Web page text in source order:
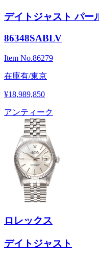
デイトジャスト パー
86348SABLV
Item No.86279
在庫有/東京
¥18,989,850
アンティーク
ロレックス
デイトジャスト